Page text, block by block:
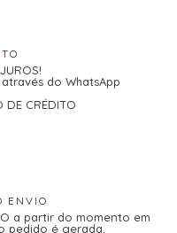
do WhatsApp
DE CRÉDITO
ENVIO
a partir do momento em
pedido é gerada.